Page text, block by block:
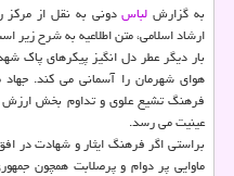
به گزارش لباسدونی به نقل از مركز
ارشاد اسلامی، متن اطلاعیه به شرح زیر
بار دیگر عطر دل انگیز پیكرهای پاك
هوای شهرمان را آسمانی می كند.
فرهنگ تشیع علوی و تداوم بخش ارزش
عینیت می رسد.
براستی اگر فرهنگ ایثار و شهادت در
ماوایی پر دوام و پرصلابت همچون